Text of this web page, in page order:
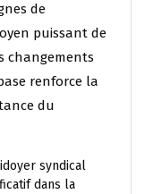
de
puissant de
changements
renforce la
du
syndical
dans la